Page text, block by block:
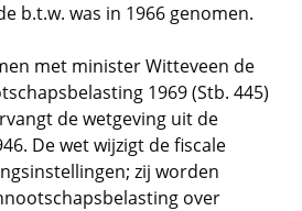
b.t.w. was in 1966 genomen.
met minister Witteveen de
1969 (Stb. 445)
de wetgeving uit de
De wet wijzigt de fiscale
zij worden
over